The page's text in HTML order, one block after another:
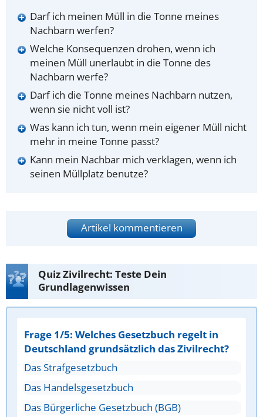
Darf ich meinen Müll in die Tonne meines
Nachbarn werfen?
Welche Konsequenzen drohen, wenn ich
meinen Müll unerlaubt in die Tonne des
Nachbarn werfe?
Darf ich die Tonne meines Nachbarn nutzen,
wenn sie nicht voll ist?
Was kann ich tun, wenn mein eigener Müll nicht
mehr in meine Tonne passt?
Kann mein Nachbar mich verklagen, wenn ich
seinen Müllplatz benutze?
Artikel kommentieren
Quiz Zivilrecht: Teste Dein
Grundlagenwissen
Frage 1/5: Welches Gesetzbuch regelt in
Deutschland grundsätzlich das Zivilrecht?
Das Strafgesetzbuch
Das Handelsgesetzbuch
Das Bürgerliche Gesetzbuch (BGB)